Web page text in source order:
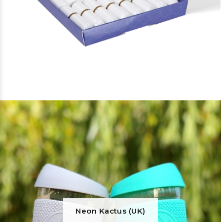
Neon Kactus (UK)